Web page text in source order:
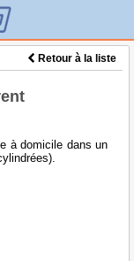
Retour à la liste
à domicile dans un